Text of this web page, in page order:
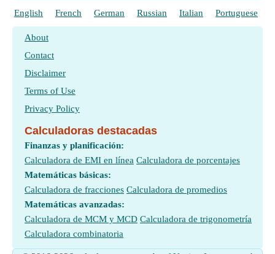
English French German Russian Italian Portuguese
About
Contact
Disclaimer
Terms of Use
Privacy Policy
Calculadoras destacadas
Finanzas y planificación:
Calculadora de EMI en línea Calculadora de porcentajes
Matemáticas básicas:
Calculadora de fracciones Calculadora de promedios
Matemáticas avanzadas:
Calculadora de MCM y MCD Calculadora de trigonometría
Calculadora combinatoria